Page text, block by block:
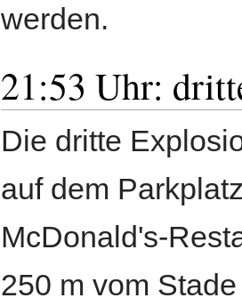
werden.
21:53 Uhr:
Die dritte
auf dem
McDonald's-
250 m vom